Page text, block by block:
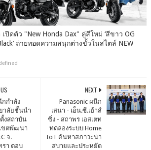
เปิดตัว "New Honda Dax" คู่สีใหม่ ‘สีขาว OG
ถ่ายทอดความสนุกต่างขั้วในสไตล์ NEW
NEXT
Panasonic ผนึก
เสนา - เอ็น.ซี.เฮ้าส์
ซิ่ง - สถาพร เอสเตท
ทดลองระบบ Home
IoT ค้นหาสภาวะน่า
สบายและประหยัด
กกำลัง
าลัยชั้นนำ
งสถาบัน
ขตพัฒนา
จ.
รา ตอบ